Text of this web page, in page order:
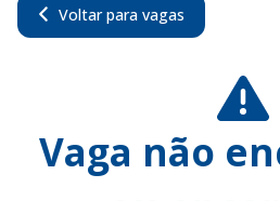
Voltar para vagas
Vaga não